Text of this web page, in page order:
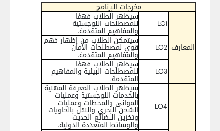
مخرجات البرنامج
المعارف
LO1
سيظهر الطلاب فهمًا
للمصطلحات اللوجستية
والمفاهيم المتقدمة.
LO2
سيتمكن الطلاب من إظهار فهم
قوي لمصطلحات الأمان
والمفاهيم المتقدمة.
LO3
سيظهر الطلاب فهمًا
للمصطلحات البيئية والمفاهيم
المتقدمة.
LO4
سيظهر الطلاب المعرفة المهنية
بالخدمات اللوجستية وعمليات
الموانئ والمحطات وعمليات
الشحن البحري والنقل بالحاويات
وتخزين البضائع الحديث
والوسائط المتعددة الدولية.